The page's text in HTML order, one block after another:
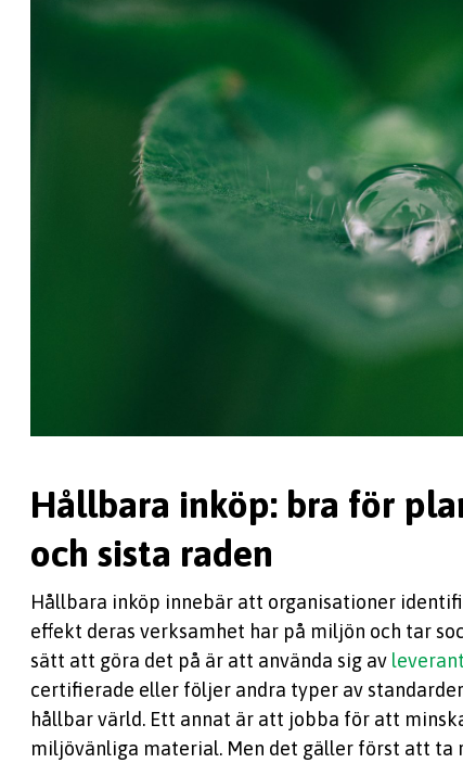
Hållbara inköp: bra för
och sista raden
Hållbara inköp innebär att organisationer
effekt deras verksamhet har på miljön och tar
sätt att göra det på är att använda sig av
certifierade eller följer andra typer av
hållbar värld. Ett annat är att jobba för att
miljövänliga material. Men det gäller först att ta